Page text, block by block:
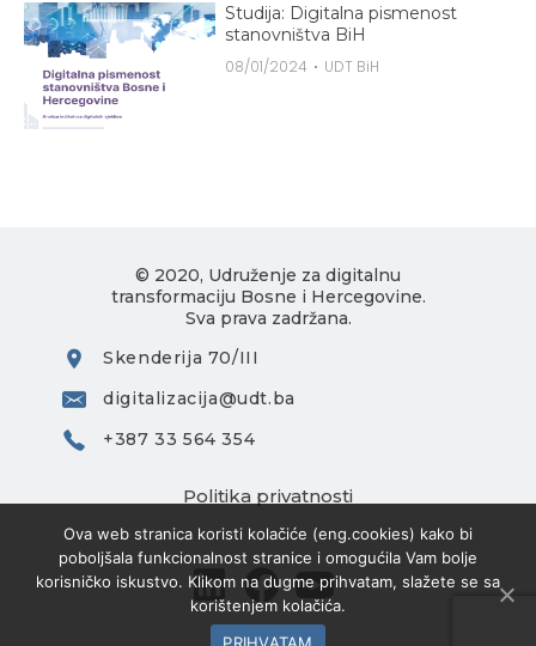
Studija: Digitalna pismenost
stanovništva BiH
08/01/2024 UDT BiH
© 2020, Udruženje za digitalnu
transformaciju Bosne i Hercegovine.
Sva prava zadržana.
Skenderija 70/III
digitalizacija@udt.ba
+387 33 564 354
Politika privatnosti
Ova web stranica koristi kolačiće (eng.cookies) kako bi
poboljšala funkcionalnost stranice i omogućila Vam bolje
korisničko iskustvo. Klikom na dugme prihvatam, slažete se sa
korištenjem kolačića.
PRIHVATAM